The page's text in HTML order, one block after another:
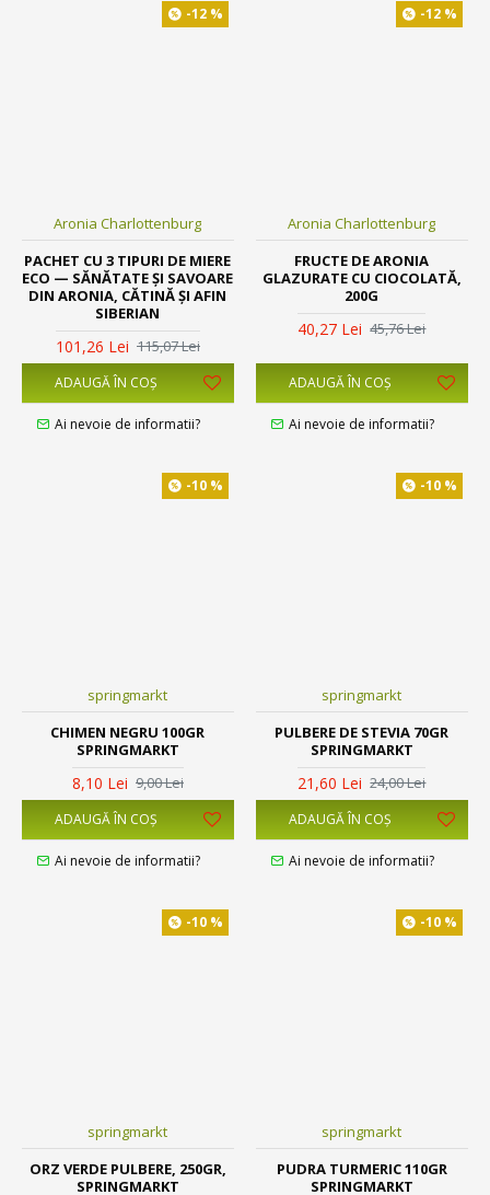
-12 %
Aronia Charlottenburg
PACHET CU 3 TIPURI DE MIERE
ECO — SĂNĂTATE ȘI SAVOARE
DIN ARONIA, CĂTINĂ ȘI AFIN
SIBERIAN
101,26 Lei 115,07 Lei
ADAUGĂ ÎN COŞ
Ai nevoie de informatii?
-12 %
Aronia Charlottenburg
FRUCTE DE ARONIA
GLAZURATE CU CIOCOLATĂ,
200G
40,27 Lei 45,76 Lei
ADAUGĂ ÎN COŞ
Ai nevoie de informatii?
-10 %
springmarkt
CHIMEN NEGRU 100GR
SPRINGMARKT
8,10 Lei 9,00 Lei
ADAUGĂ ÎN COŞ
Ai nevoie de informatii?
-10 %
springmarkt
PULBERE DE STEVIA 70GR
SPRINGMARKT
21,60 Lei 24,00 Lei
ADAUGĂ ÎN COŞ
Ai nevoie de informatii?
-10 %
springmarkt
ORZ VERDE PULBERE, 250GR,
SPRINGMARKT
-10 %
springmarkt
PUDRA TURMERIC 110GR
SPRINGMARKT